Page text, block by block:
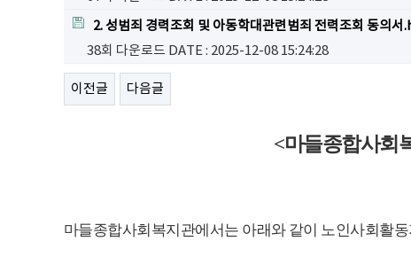
2. 성범죄 경력조회 및 아동학대관련범죄 전력조회 동의서
38회 다운로드 DATE : 2025-12-08 15:24:28
이전글 다음글
<마들종합사회
마들종합사회복지관에서는 아래와 같이 노인사회활